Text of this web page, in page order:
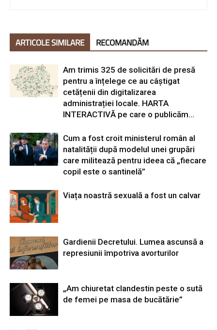
ARTICOLE SIMILARE RECOMANDĂM
Am trimis 325 de solicitări de presă
pentru a înțelege ce au câștigat
cetățenii din digitalizarea
administrației locale. HARTA
INTERACTIVĂ pe care o publicăm...
Cum a fost croit ministerul român al
natalității după modelul unei grupări
care militează pentru ideea că „fiecare
copil este o santinelă”
Viața noastră sexuală a fost un calvar
Gardienii Decretului. Lumea ascunsă a
represiunii împotriva avorturilor
„Am chiuretat clandestin peste o sută
de femei pe masa de bucătărie”